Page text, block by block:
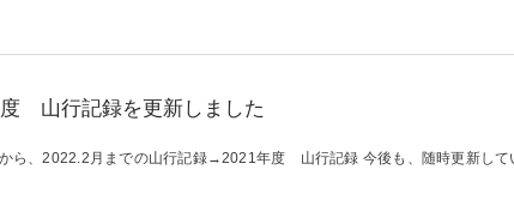
山行記録を更新しました
ら、2022.2月までの山行記録→2021年度 山行記録 今後も、随時更新して